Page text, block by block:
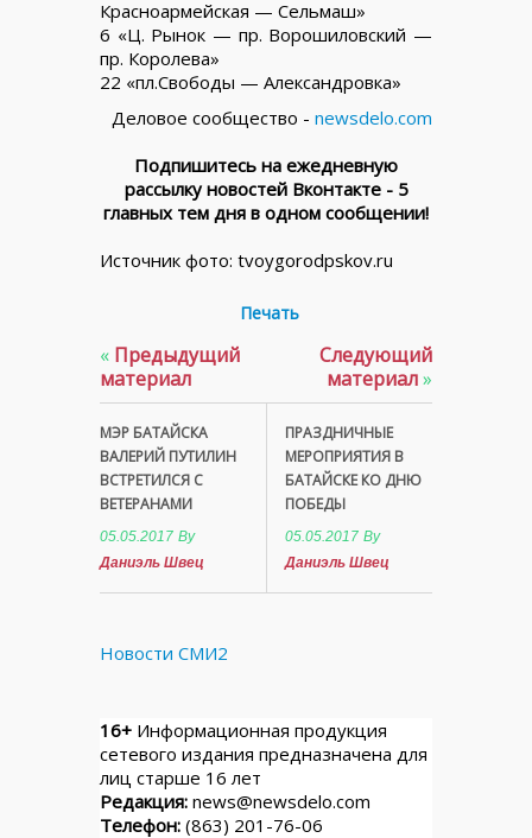
Красноармейская — Сельмаш»
6 «Ц. Рынок — пр. Ворошиловский —
пр. Королева»
22 «пл.Свободы — Александровка»
Деловое сообщество - newsdelo.com
Подпишитесь на ежедневную
рассылку новостей Вконтакте - 5
главных тем дня в одном сообщении!
Источник фото: tvoygorodpskov.ru
Печать
« Предыдущий
материал
МЭР БАТАЙСКА
ВАЛЕРИЙ ПУТИЛИН
ВСТРЕТИЛСЯ С
ВЕТЕРАНАМИ
05.05.2017 By
Даниэль Швец
Следующий
материал»
ПРАЗДНИЧНЫЕ
МЕРОПРИЯТИЯ В
БАТАЙСКЕ КО ДНЮ
ПОБЕДЫ
05.05.2017 By
Даниэль Швец
Новости СМИ2
16+ Информационная продукция
сетевого издания предназначена для
лиц старше 16 лет
Редакция: news@newsdelo.com
Телефон: (863) 201-76-06